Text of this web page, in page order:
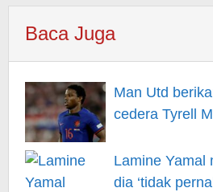
Baca Juga
Man Utd
cedera Tyrell
Lamine Yamal
dia ‘tidak